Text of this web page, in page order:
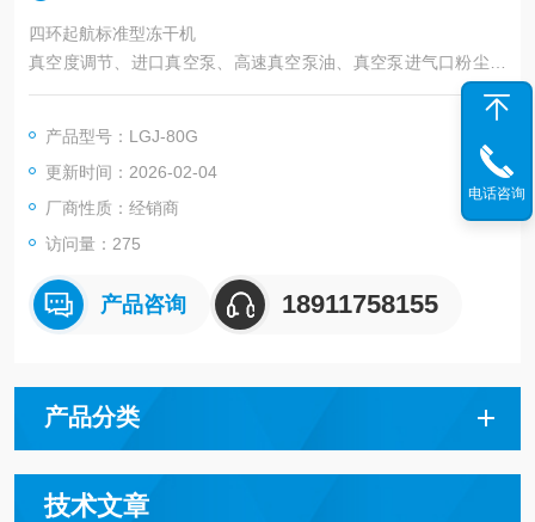
四环起航标准型冻干机
真空度调节、进口真空泵、高速真空泵油、真空泵进气口粉尘过
滤器、真空泵排气口油雾过滤器、惰性气体充气接口、共晶点测
中试型冻干机，单次冻干量更大，最大可达20㎡。
产品型号：LGJ-80G
更新时间：2026-02-04
厂商性质：经销商
访问量：275
产品咨询 18911758155
产品分类
技术文章
电话咨询